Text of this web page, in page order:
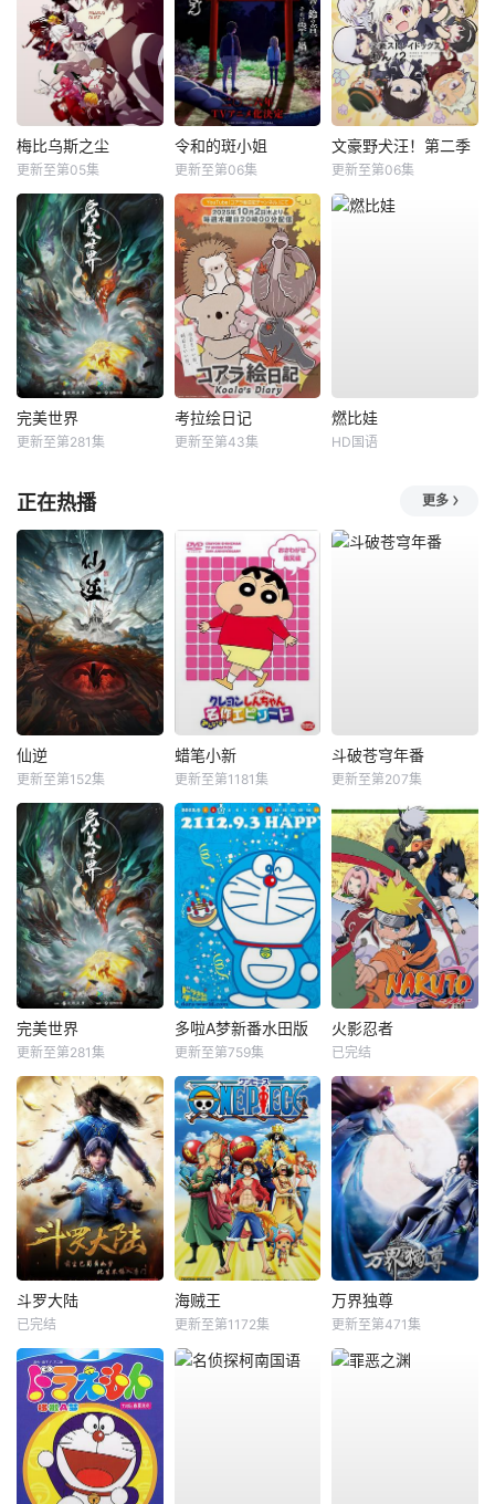
梅比乌斯之尘
更新至第05集
令和的斑小姐
更新至第06集
文豪野犬汪！第二季
更新至第06集
完美世界
更新至第281集
考拉绘日记
更新至第43集
燃比娃
HD国语
正在热播 更多
仙逆
更新至第152集
蜡笔小新
更新至第1181集
斗破苍穹年番
更新至第207集
完美世界
更新至第281集
多啦A梦新番水田版
更新至第759集
火影忍者
已完结
斗罗大陆
已完结
海贼王
更新至第1172集
万界独尊
更新至第471集